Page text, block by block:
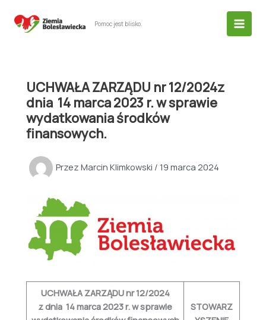
Pomoc jest blisko.
UCHWAŁA ZARZĄDU nr 12/2024z
dnia 14 marca 2023 r. w sprawie
wydatkowania środków
finansowych.
Przez Marcin Klimkowski / 19 marca 2024
UCHWAŁA ZARZĄDU nr 12/2024
z dnia 14 marca 2023 r. w sprawie
STOWARZ